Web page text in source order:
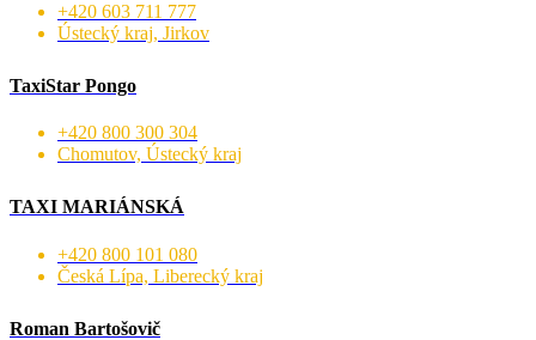
+420 603 711 777
Ústecký kraj, Jirkov
TaxiStar Pongo
+420 800 300 304
Chomutov, Ústecký kraj
TAXI MARIÁNSKÁ
+420 800 101 080
Česká Lípa, Liberecký kraj
Roman Bartošovič